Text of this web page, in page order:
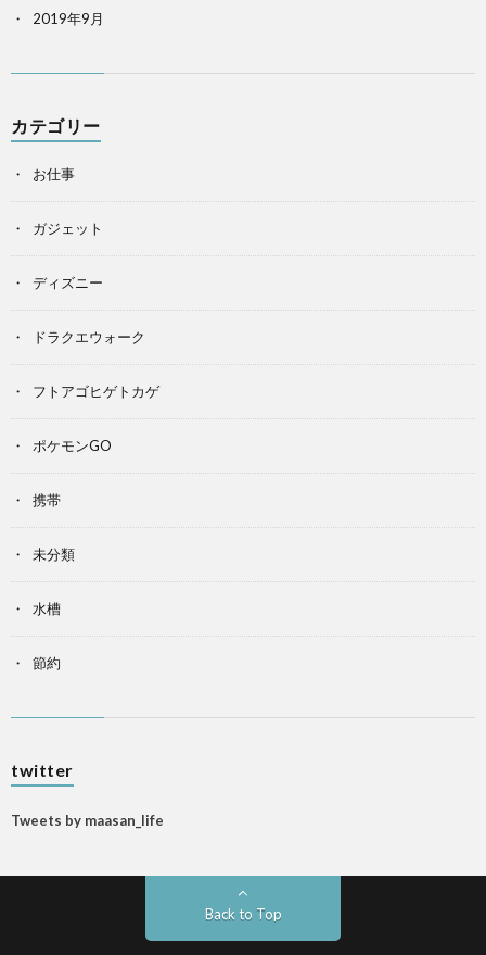
2019年9月
カテゴリー
お仕事
ガジェット
ディズニー
ドラクエウォーク
フトアゴヒゲトカゲ
ポケモンGO
携帯
未分類
水槽
節約
twitter
Tweets by maasan_life
Back to Top